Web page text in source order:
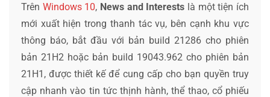
Trên Windows 10, News and Interests là một tiện ích
mới xuất hiện trong thanh tác vụ, bên cạnh khu vực
thông báo, bắt đầu với bản build 21286 cho phiên
bản 21H2 hoặc bản build 19043.962 cho phiên bản
21H1, được thiết kế để cung cấp cho bạn quyền truy
cập nhanh vào tin tức thịnh hành, thể thao, cổ phiếu